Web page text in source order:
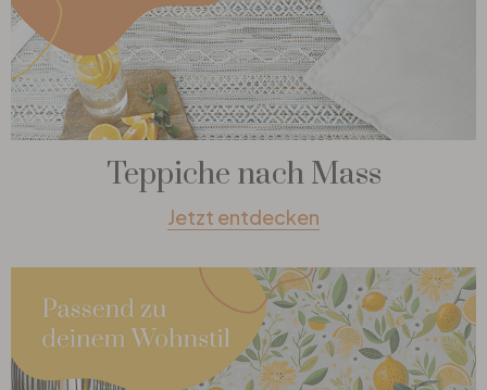
Teppiche nach Mass
Jetzt entdecken